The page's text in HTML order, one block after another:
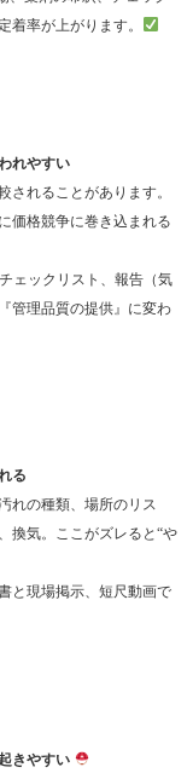
着率が上がります。
れやすい
されることがあります。
価格競争に巻き込まれる
ェックリスト、報告（気
管理品質の提供』に変わ
る
れの種類、場所のリス
換気。ここがズレると“や
と現場掲示、短尺動画で
きやすい